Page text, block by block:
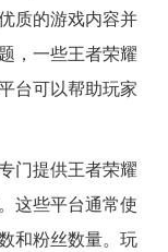
质的游戏内容并
，一些王者荣耀
台可以帮助玩家
门提供王者荣耀
这些平台通常使
和粉丝数量。玩